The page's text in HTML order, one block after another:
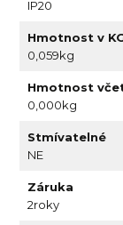
IP20
Hmotnost v
0,059kg
Hmotnost
0,000kg
Stmívatelné
NE
Záruka
2roky